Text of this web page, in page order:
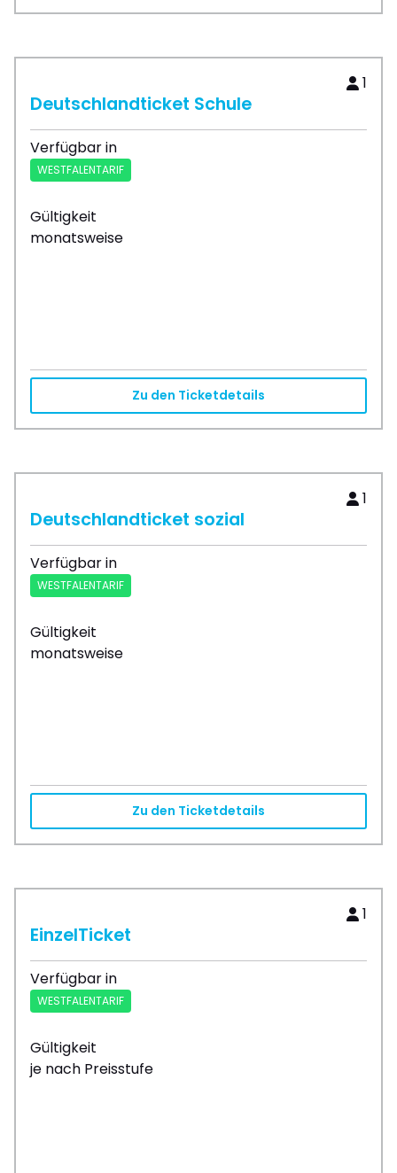
1
Deutschlandticket Schule
Verfügbar in
WESTFALENTARIF
Gültigkeit
monatsweise
Zu den Ticketdetails
1
Deutschlandticket sozial
Verfügbar in
WESTFALENTARIF
Gültigkeit
monatsweise
Zu den Ticketdetails
1
EinzelTicket
Verfügbar in
WESTFALENTARIF
Gültigkeit
je nach Preisstufe